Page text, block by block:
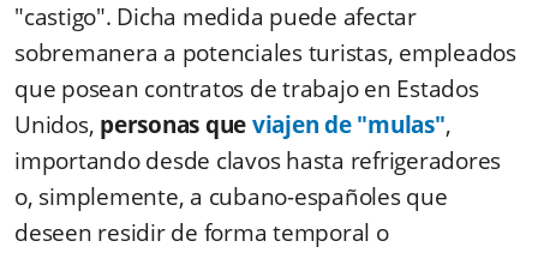
"castigo". Dicha medida puede afectar
sobremanera a potenciales turistas, empleados
que posean contratos de trabajo en Estados
Unidos, personas queviajen de "mulas",
importando desde clavos hasta refrigeradores
o, simplemente, a cubano-españoles que
deseen residir de forma temporal o